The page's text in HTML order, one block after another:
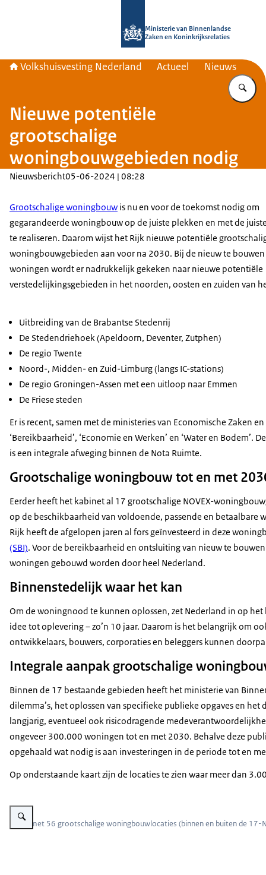
Ministerie van Binnenlandse
Zaken en Koninkrijksrelaties
Volkshuisvesting Nederland Actueel Nieuws
Nieuwe potentiële
grootschalige
woningbouwgebieden nodig
Nieuwsbericht05-06-2024 | 08:28
Grootschalige woningbouw is nu en voor de toekomst nodig om
gegarandeerde woningbouw op de juiste plekken en met de
te realiseren. Daarom wijst het Rijk nieuwe potentiële
woningbouwgebieden aan voor na 2030. Bij de nieuw te bouwen
woningen wordt er nadrukkelijk gekeken naar nieuwe potentiële
verstedelijkingsgebieden in het noorden, oosten en zuiden van
Uitbreiding van de Brabantse Stedenrij
De Stedendriehoek (Apeldoorn, Deventer, Zutphen)
De regio Twente
Noord-, Midden- en Zuid-Limburg (langs IC-stations)
De regio Groningen-Assen met een uitloop naar Emmen
De Friese steden
Er is recent, samen met de ministeries van Economische Zaken
‘Bereikbaarheid’, ‘Economie en Werken’ en ‘Water en Bodem’.
is een integrale afweging binnen de Nota Ruimte.
Grootschalige woningbouw tot en met
Eerder heeft het kabinet al 17 grootschalige NOVEX-
op de beschikbaarheid van voldoende, passende en
Rijk heeft de afgelopen jaren al fors geïnvesteerd in deze
(SBI). Voor de bereikbaarheid en ontsluiting van nieuw te
woningen gebouwd worden door heel Nederland.
Binnenstedelijk waar het kan
Om de woningnood te kunnen oplossen, zet Nederland in op
idee tot oplevering – zo’n 10 jaar. Daarom is het belangrijk om
ontwikkelaars, bouwers, corporaties en beleggers kunnen
Integrale aanpak grootschalige
Binnen de 17 bestaande gebieden heeft het ministerie van
dilemma’s, het oplossen van specifieke publieke opgaves en
langjarig, eventueel ook risicodragende
ongeveer 300.000 woningen tot en met 2030. Behalve deze
opgehaald wat nodig is aan investeringen in de periode tot en
Op onderstaande kaart zijn de locaties te zien waar meer dan
Vergroot afbeelding Een kaart van Nederland met daarop 56
Kaart met 56 grootschalige woningbouwlocaties (binnen en buiten de